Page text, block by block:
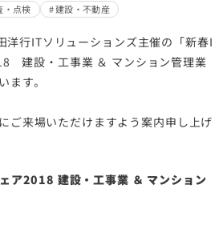
・点検 建設・不動産
行ITソリューションズ主催の「新春I
建設・工事業 ＆ マンション管理業
ます。
ご来場いただけますよう案内申し上げ
ア2018 建設・工事業 ＆ マンション